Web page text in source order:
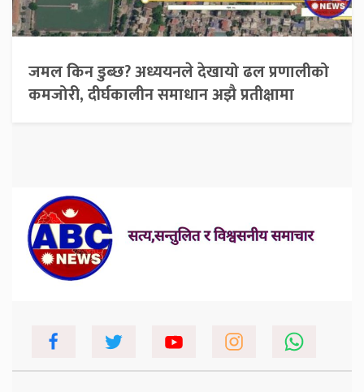
जमल किन डुब्छ? अध्ययनले देखायो ढल प्रणालीको
कमजोरी, दीर्घकालीन समाधान अझै प्रतीक्षामा